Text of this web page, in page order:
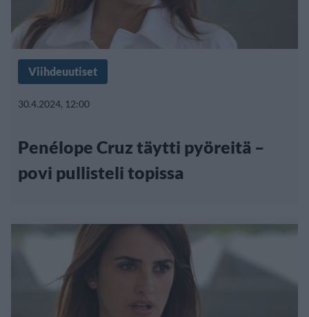
Viihdeuutiset
30.4.2024, 12:00
Penélope Cruz täytti pyöreitä –
povi pullisteli topissa